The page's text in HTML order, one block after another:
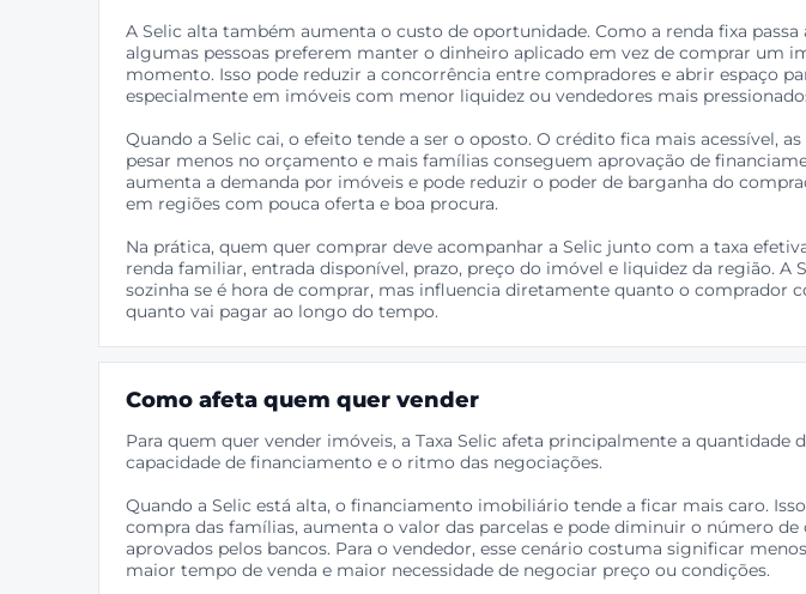
A Selic alta também aumenta o custo de oportunidade. Como a renda fixa passa
algumas pessoas preferem manter o dinheiro aplicado em vez de comprar um
momento. Isso pode reduzir a concorrência entre compradores e abrir espaço
especialmente em imóveis com menor liquidez ou vendedores mais
Quando a Selic cai, o efeito tende a ser o oposto. O crédito fica mais acessível,
pesar menos no orçamento e mais famílias conseguem aprovação de
aumenta a demanda por imóveis e pode reduzir o poder de barganha do
em regiões com pouca oferta e boa procura.
Na prática, quem quer comprar deve acompanhar a Selic junto com a taxa
renda familiar, entrada disponível, prazo, preço do imóvel e liquidez da região. A
sozinha se é hora de comprar, mas influencia diretamente quanto o comprador
quanto vai pagar ao longo do tempo.
Como afeta quem quer vender
Para quem quer vender imóveis, a Taxa Selic afeta principalmente a quantidade
capacidade de financiamento e o ritmo das negociações.
Quando a Selic está alta, o financiamento imobiliário tende a ficar mais caro.
compra das famílias, aumenta o valor das parcelas e pode diminuir o número de
aprovados pelos bancos. Para o vendedor, esse cenário costuma significar
maior tempo de venda e maior necessidade de negociar preço ou condições.